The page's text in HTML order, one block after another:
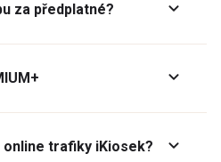
za předplatné?
trafiky iKiosek?